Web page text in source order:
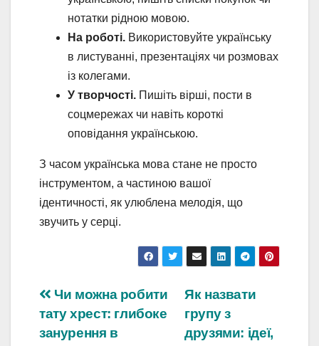
нотатки рідною мовою.
На роботі. Використовуйте українську
в листуванні, презентаціях чи розмовах
із колегами.
У творчості. Пишіть вірші, пости в
соцмережах чи навіть короткі
оповідання українською.
З часом українська мова стане не просто
інструментом, а частиною вашої
ідентичності, як улюблена мелодія, що
звучить у серці.
Навігація
записів
Як назвати
групу з
друзями: ідеї,
Чи можна робити
тату хрест: глибоке
занурення в